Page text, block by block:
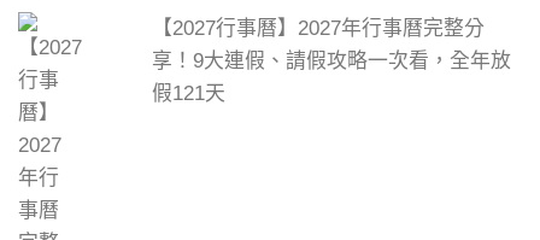
【2027行事曆】2027年行事曆完整分
享！9大連假、請假攻略一次看，全年放
假121天